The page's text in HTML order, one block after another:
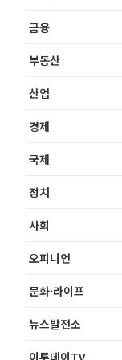
금융
부동산
산업
경제
국제
정치
사회
오피니언
문화·라이프
뉴스발전소
이투데이TV